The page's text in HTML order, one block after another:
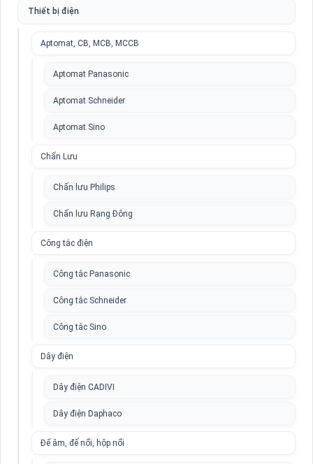
Thiết bị điện
Aptomat, CB, MCB, MCCB
Aptomat Panasonic
Aptomat Schneider
Aptomat Sino
Chấn Lưu
Chấn lưu Philips
Chấn lưu Rạng Đông
Công tắc điện
Công tắc Panasonic
Công tắc Schneider
Công tắc Sino
Dây điện
Dây điện CADIVI
Dây điện Daphaco
Đế âm, đế nổi, hộp nổi